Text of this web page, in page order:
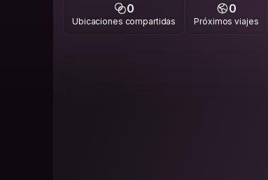
0
Ubicaciones compartidas
0
Próximos viajes